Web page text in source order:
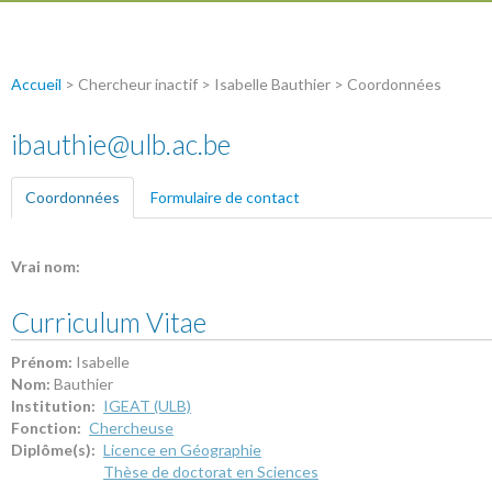
Accueil > Chercheur inactif > Isabelle Bauthier > Coordonnées
ibauthie@ulb.ac.be
Coordonnées (onglet actif)
Formulaire de contact
Vrai nom:
Curriculum Vitae
Prénom: Isabelle
Nom: Bauthier
Institution: IGEAT (ULB)
Fonction: Chercheuse
Diplôme(s): Licence en Géographie
Thèse de doctorat en Sciences